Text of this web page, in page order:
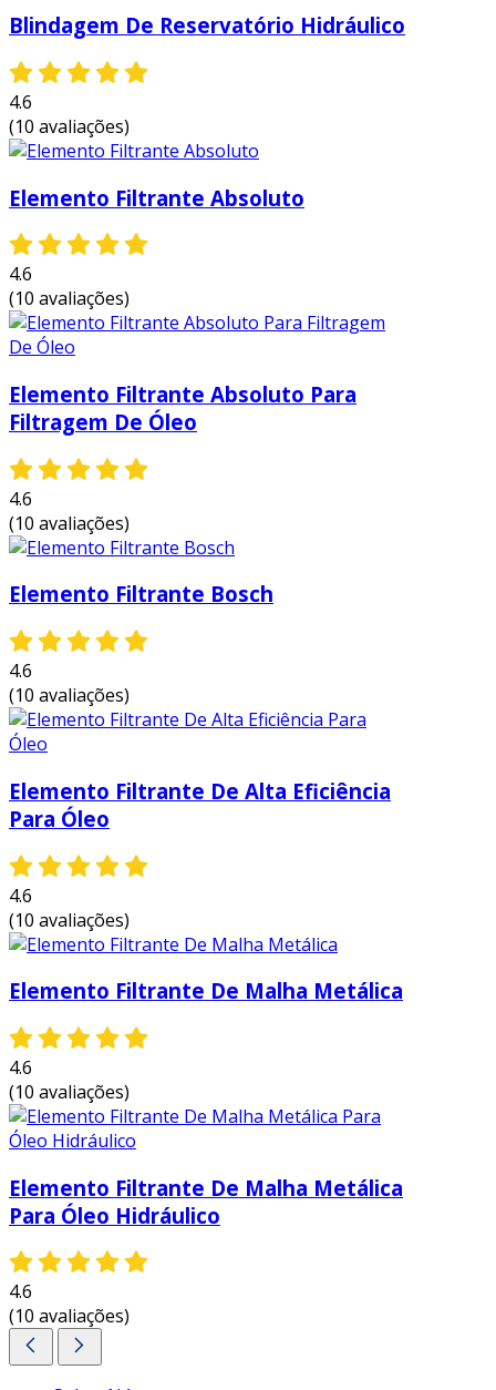
Blindagem De Reservatório Hidráulico
4.6
(10 avaliações)
Elemento Filtrante Absoluto
4.6
(10 avaliações)
Elemento Filtrante Absoluto Para
Filtragem De Óleo
4.6
(10 avaliações)
Elemento Filtrante Bosch
4.6
(10 avaliações)
Elemento Filtrante De Alta Eficiência
Para Óleo
4.6
(10 avaliações)
Elemento Filtrante De Malha Metálica
4.6
(10 avaliações)
Elemento Filtrante De Malha Metálica
Para Óleo Hidráulico
4.6
(10 avaliações)